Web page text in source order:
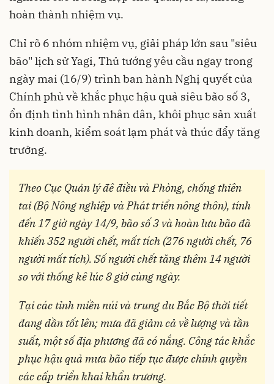
hoàn thành nhiệm vụ.
Chỉ rõ 6 nhóm nhiệm vụ, giải pháp lớn sau "siêu
bão" lịch sử Yagi, Thủ tướng yêu cầu ngay trong
ngày mai (16/9) trình ban hành Nghị quyết của
Chính phủ về khắc phục hậu quả siêu bão số 3,
ổn định tình hình nhân dân, khôi phục sản xuất
kinh doanh, kiểm soát lạm phát và thúc đẩy tăng
trưởng.
Theo Cục Quản lý đê điều và Phòng, chống thiên
tai (Bộ Nông nghiệp và Phát triển nông thôn), tính
đến 17 giờ ngày 14/9, bão số 3 và hoàn lưu bão đã
khiến 352 người chết, mất tích (276 người chết, 76
người mất tích). Số người chết tăng thêm 14 người
so với thống kê lúc 8 giờ cùng ngày.
Tại các tỉnh miền núi và trung du Bắc Bộ thời tiết
đang dần tốt lên; mưa đã giảm cả về lượng và tần
suất, một số địa phương đã có nắng. Công tác khắc
phục hậu quả mưa bão tiếp tục được chính quyền
các cấp triển khai khẩn trương.